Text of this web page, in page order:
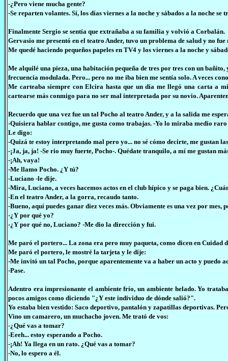
-¿Pero viene mucha gente?
-Se reparten volantes. Sí, los días viernes a la noche y sábados a la noche se
Finalmente Sergio se sentía que extrañaba a su familia y volvió a Corbalán.
Gervasio me presentó en el teatro Ander, tuvo un problema de salud y no fue
Me quedé haciendo pequeños papeles en TV4 y los viernes a la noche y
Me alquilé una pieza, una habitación pequeña de tres por tres con un
frecuencia modulada. Pero... pero no me iba bien me sentía solo. A veces
Me carteaba siempre con Elcira hasta que un día me llegó una carta a
cartearse más conmigo para no ser mal interpretada por su novio.
Recuerdo que una vez fue un tal Pocho al teatro Ander, y a la salida me
-Quisiera hablar contigo, me gusta como trabajas. -Yo lo miraba medio raro
Le digo:
-Quizá te estoy interpretando mal pero yo... no sé cómo decirte, me gustan
-¡Ja, ja, ja! -Se rio muy fuerte, Pocho-. Quédate tranquilo, a mí me gustan
-¡Ah, vaya!
-Me llamo Pocho. ¿Y tú?
-Luciano -le dije.
-Mira, Luciano, a veces hacemos actos en el club hípico y se paga bien.
-En el teatro Ander, a la gorra, recaudo tanto.
-Bueno, aquí puedes ganar diez veces más. Obviamente es una vez por mes,
-¿Y por qué yo?
-¿Y por qué no, Luciano? -Me dio la dirección y fui.
Me paró el portero... La zona era pero muy paqueta, como dicen en
Me paró el portero, le mostré la tarjeta y le dije:
-Me invitó un tal Pocho, porque aparentemente va a haber un acto y
-Pase.
Adentro era impresionante el ambiente frío, un ambiente helado. Yo
pocos amigos como diciendo "¿Y este individuo de dónde salió?".
Yo estaba bien vestido: Saco deportivo, pantalón y zapatillas deportivas.
Vino un camarero, un muchacho joven. Me trató de vos:
-¿Qué vas a tomar?
-Eeeh... estoy esperando a Pocho.
-¡Ah! Ya llega en un rato. ¿Qué vas a tomar?
-No, lo espero a él.